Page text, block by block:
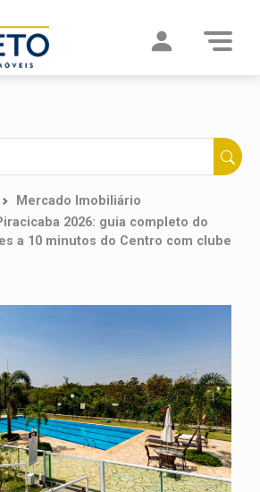
Mercado Imobiliário
2026: guia completo do
a 10 minutos do Centro com clube